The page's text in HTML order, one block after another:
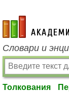
academic.ru
Словари и
Толкования